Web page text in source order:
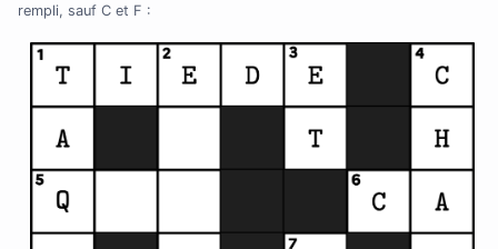
rempli, sauf C et F :